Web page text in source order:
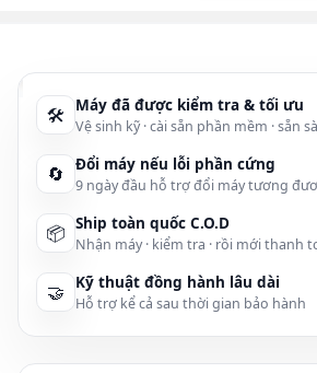
COD
Kiểm tra trước
Gợi ý nhanh theo nhu cầu
i5/8GB/128–256GB; ThinkPad T470
Bán hàng online, quản trị fanpage,
13” 2017 i5/8–16GB/256GB; HP
🛠 Máy đã được kiểm tra & tối ưu
Vệ sinh kỹ · cài sẵn phần mềm · sẵn
🔄 Đổi máy nếu lỗi phần cứng
9 ngày đầu hỗ trợ đổi máy tương
📦 Ship toàn quốc C.O.D
Nhận máy · kiểm tra · rồi mới thanh
🤝 Kỹ thuật đồng hành lâu dài
Hỗ trợ kể cả sau thời gian bảo hành